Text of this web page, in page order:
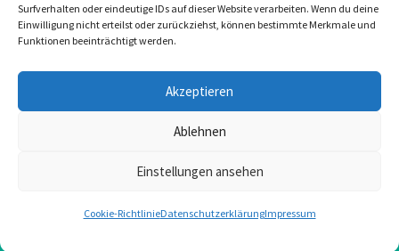
Surfverhalten oder eindeutige IDs auf dieser Website verarbeiten. Wenn du deine
Einwilligung nicht erteilst oder zurückziehst, können bestimmte Merkmale und
Funktionen beeinträchtigt werden.
Akzeptieren
Ablehnen
Einstellungen ansehen
Cookie-RichtlinieDatenschutzerklärungImpressum
Cookie-Richtlinie (EU)
Mail: office@greulonline.at
Greul auf Facebook